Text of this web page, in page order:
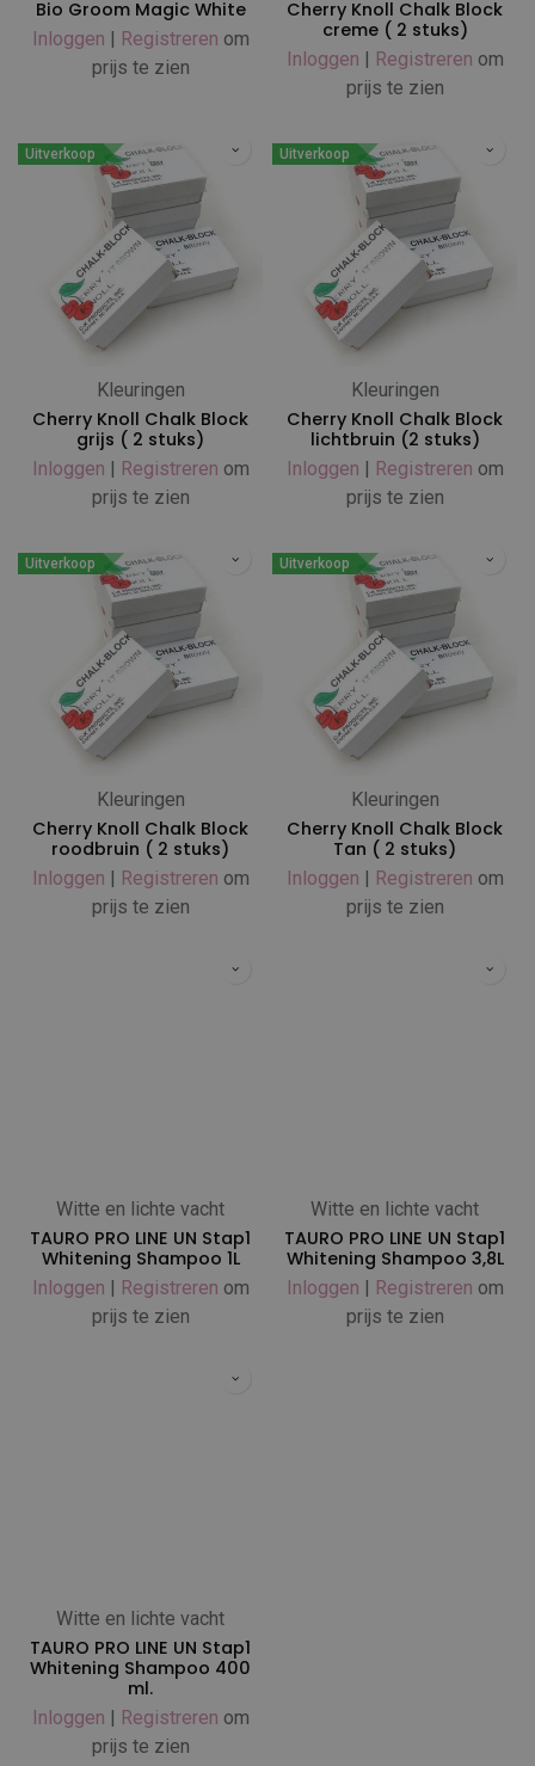
Bio Groom Magic White
Inloggen | Registreren om
prijs te zien
Cherry Knoll Chalk Block
creme ( 2 stuks)
Inloggen | Registreren om
prijs te zien
Uitverkoop
Kleuringen
Cherry Knoll Chalk Block
grijs ( 2 stuks)
Inloggen | Registreren om
prijs te zien
Uitverkoop
Kleuringen
Cherry Knoll Chalk Block
lichtbruin (2 stuks)
Inloggen | Registreren om
prijs te zien
Uitverkoop
Kleuringen
Cherry Knoll Chalk Block
roodbruin ( 2 stuks)
Inloggen | Registreren om
prijs te zien
Uitverkoop
Kleuringen
Cherry Knoll Chalk Block
Tan ( 2 stuks)
Inloggen | Registreren om
prijs te zien
Witte en lichte vacht
TAURO PRO LINE UN Stap1
Whitening Shampoo 1L
Inloggen | Registreren om
prijs te zien
Witte en lichte vacht
TAURO PRO LINE UN Stap1
Whitening Shampoo 3,8L
Inloggen | Registreren om
prijs te zien
Witte en lichte vacht
TAURO PRO LINE UN Stap1
Whitening Shampoo 400
ml.
Inloggen | Registreren om
prijs te zien